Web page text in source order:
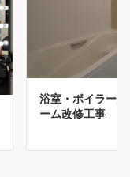
浴室・ボイラー
ーム改修工事